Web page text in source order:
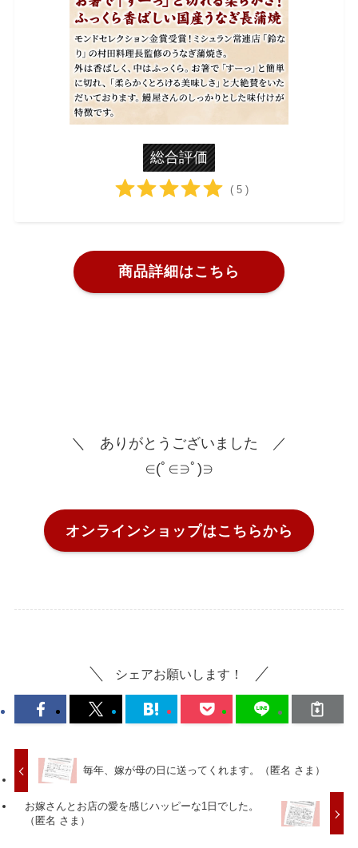
総合評価
( 5 )
商品詳細はこちら
＼ ありがとうございました ／
∈(ﾟ∈∋ﾟ)∋
オンラインショップはこちらから
シェアお願いします！
毎年、嫁が母の日に送ってくれます。（匿名 さま）
お嫁さんとお店の愛を感じハッピーな1日でした。
（匿名 さま）